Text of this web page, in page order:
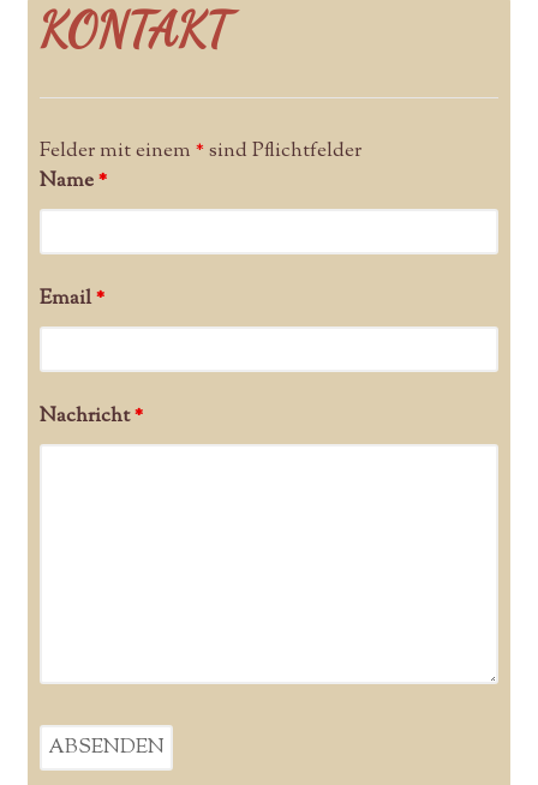
KONTAKT
Felder mit einem * sind Pflichtfelder
Name*
Email*
Nachricht*